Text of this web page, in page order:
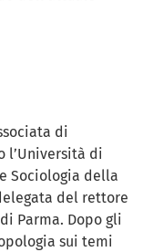
di
l’Università di
Sociologia della
del rettore
Parma. Dopo gli
sui temi